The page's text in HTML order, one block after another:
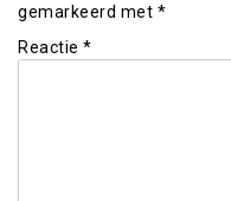
gemarkeerd met *
Reactie *